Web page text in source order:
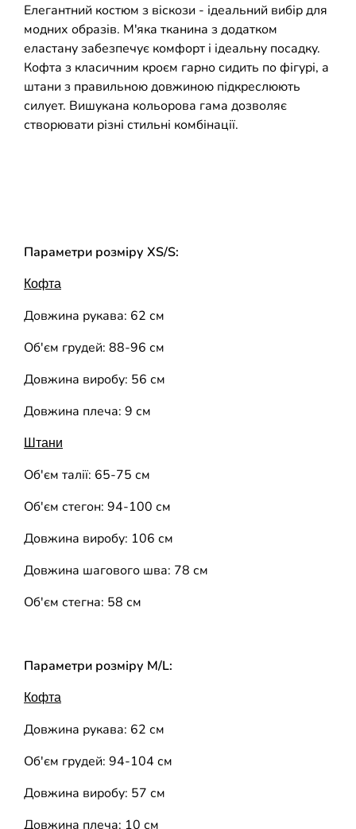
Елегантний костюм з віскози - ідеальний вибір для
модних образів. М'яка тканина з додатком
еластану забезпечує комфорт і ідеальну посадку.
Кофта з класичним кроєм гарно сидить по фігурі, а
штани з правильною довжиною підкреслюють
силует. Вишукана кольорова гама дозволяє
створювати різні стильні комбінації.
Параметри розміру XS/S:
Кофта
Довжина рукава: 62 см
Об'єм грудей: 88-96 см
Довжина виробу: 56 см
Довжина плеча: 9 см
Штани
Об'єм талії: 65-75 см
Об'єм стегон: 94-100 см
Довжина виробу: 106 см
Довжина шагового шва: 78 см
Об'єм стегна: 58 см
Параметри розміру M/L:
Кофта
Довжина рукава: 62 см
Об'єм грудей: 94-104 см
Довжина виробу: 57 см
Довжина плеча: 10 см